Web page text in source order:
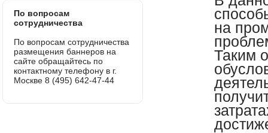
на
Таким
По вопросам
сотрудничества
По вопросам сотрудничества
размещения баннеров на
сайте обращайтесь по
контактному телефону в г.
Москве 8 (495) 642-47-44